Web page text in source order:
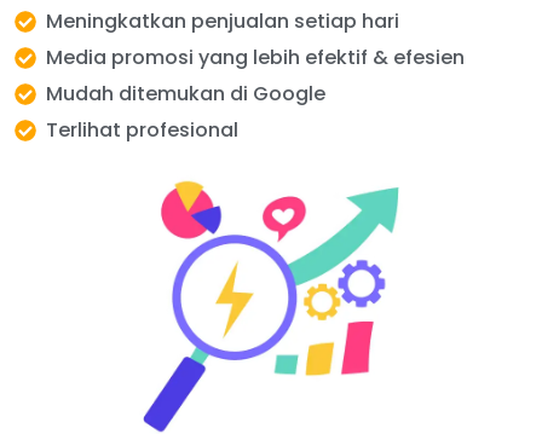
Meningkatkan penjualan setiap hari
Media promosi yang lebih efektif & efesien
Mudah ditemukan di Google
Terlihat profesional